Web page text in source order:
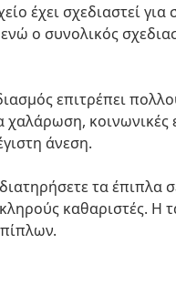
έχει σχεδιαστεί
ο συνολικός
επιτρέπει
χαλάρωση,
άνεση.
τα έπιπλα
καθαριστές. Η